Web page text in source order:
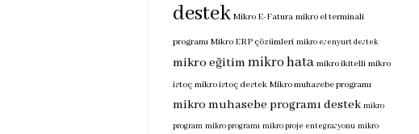
destek Mikro E-Fatura mikro el terminali
programı Mikro ERP çözümleri mikro esenyurt destek
mikro eğitimmikro hata mikro ikitelli mikro
istoç mikro istoç destek Mikro muhasebe programı
mikro muhasebe programı destek mikro
program mikro programı mikro proje entegrasyonu mikro